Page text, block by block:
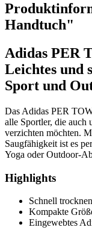
Handtuch"
Adidas PER
Leichtes und
Sport und
Das Adidas PER
alle Sportler, die
verzichten möchten.
Saugfähigkeit ist es
Yoga oder Outdoor-
Highlights
Schnell
Kompakte
Eingewebtes